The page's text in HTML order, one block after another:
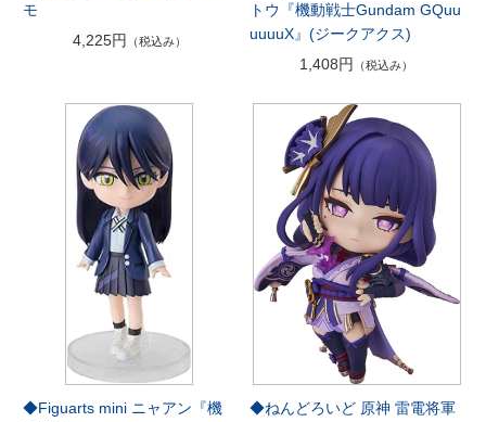
モ
4,225円
（税込み）
トウ『機動戦士Gundam GQuu
uuuuX』(ジークアクス)
1,408円
（税込み）
◆Figuarts mini ニャアン『機
◆ねんどろいど 原神 雷電将軍